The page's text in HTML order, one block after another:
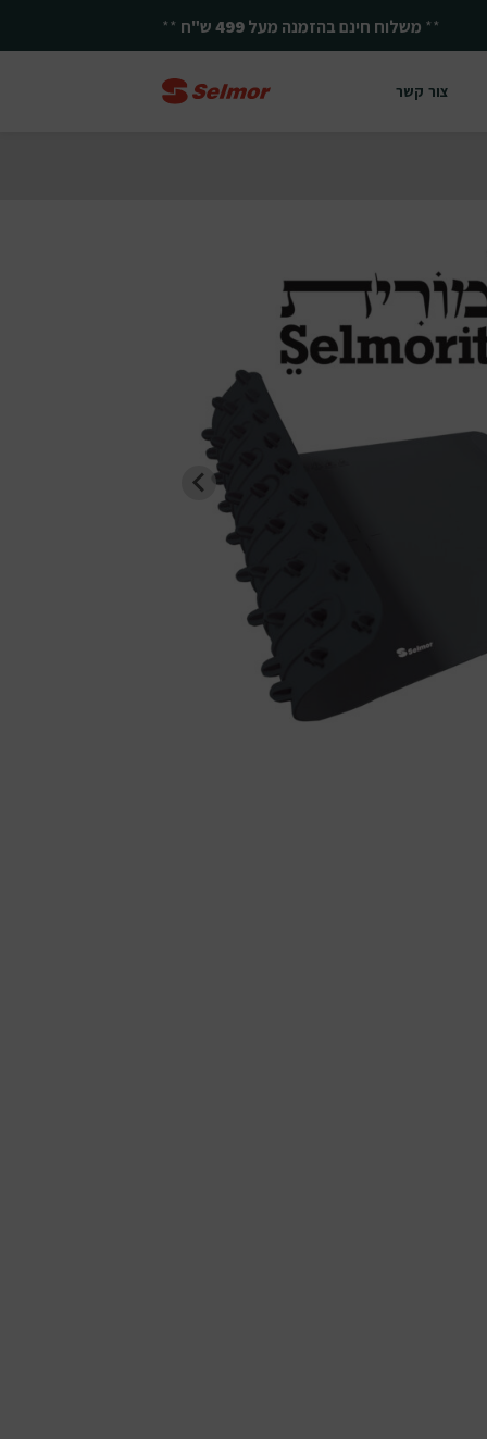
** משלוח חינם בהזמנה מעל499ש"ח **
צור קשר